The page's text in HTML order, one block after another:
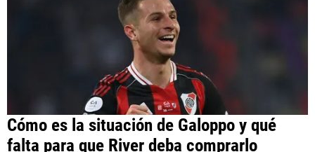
Cómo es la situación de Galoppo y qué
falta para que River deba comprarlo